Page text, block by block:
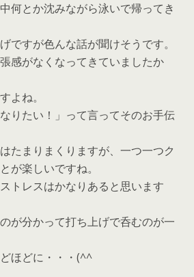
何とか沈みながら泳いで帰ってき
ですが色んな話が聞けそうです。
感がなくなってきていましたか
よね。
りたい！」って言ってそのお手伝
たまりまくりますが、一つ一つク
が楽しいですね。
トレスはかなりあると思います
が分かって打ち上げで呑むのが一
ほどに・・・(^^ゞ